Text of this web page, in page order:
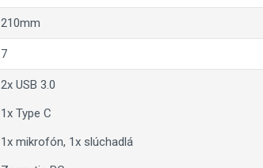
210mm
7
2x USB 3.0
1x Type C
1x mikrofón, 1x slúchadlá